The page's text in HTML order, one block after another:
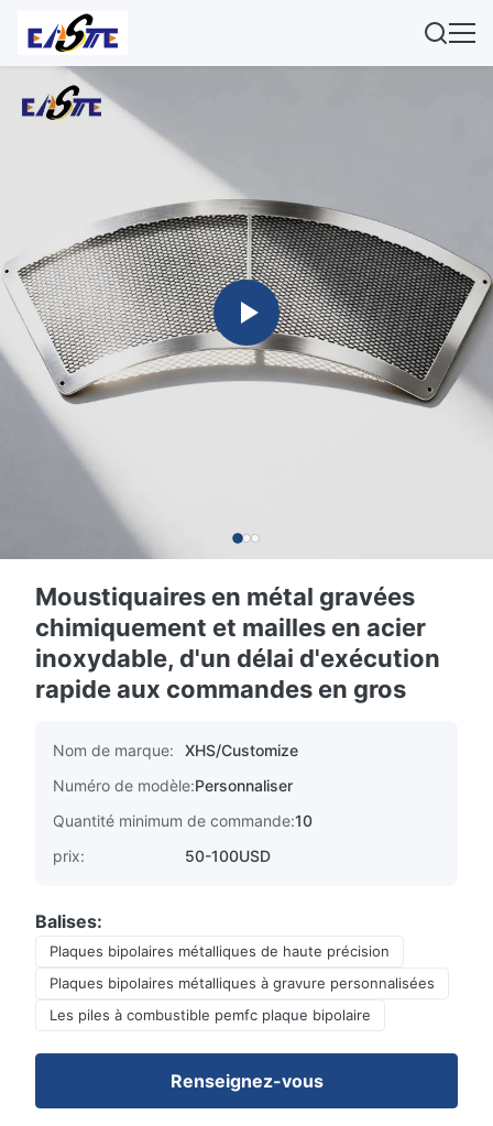
Moustiquaires en métal gravées
chimiquement et mailles en acier
inoxydable, d'un délai d'exécution
rapide aux commandes en gros
Nom de marque:
XHS/Customize
Numéro de modèle:Personnaliser
Quantité minimum de commande:10
prix:
50-100USD
Balises:
Plaques bipolaires métalliques de haute précision
Plaques bipolaires métalliques à gravure personnalisées
Les piles à combustible pemfc plaque bipolaire
Renseignez-vous